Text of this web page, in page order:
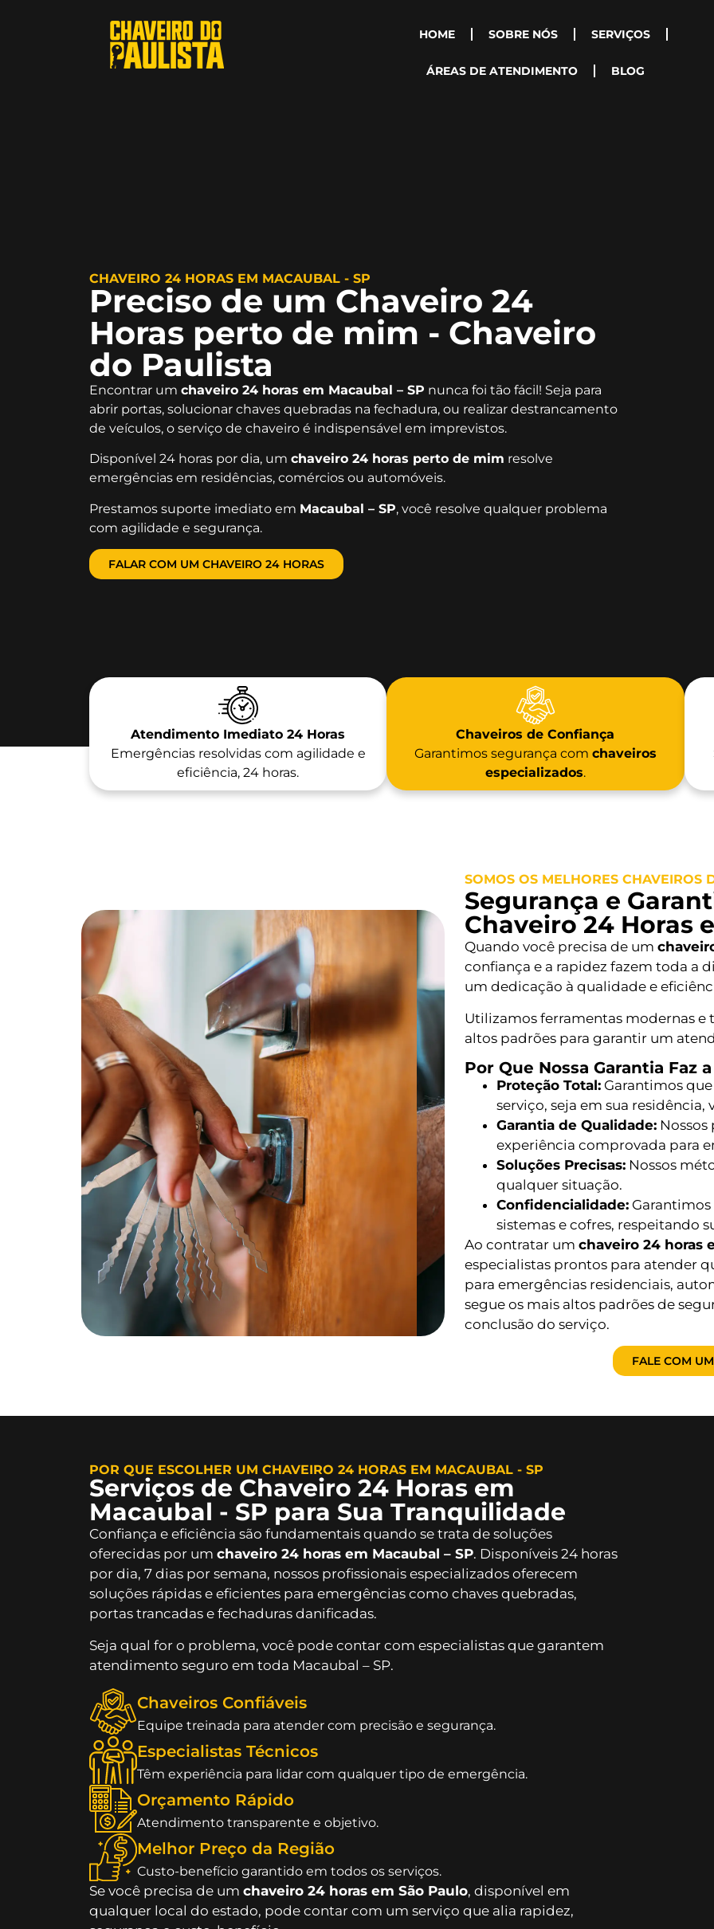
HOME SOBRE NÓS SERVIÇOS
ÁREAS DE ATENDIMENTO BLOG
CHAVEIRO 24 HORAS EM MACAUBAL - SP
Preciso de um Chaveiro 24
Horas perto de mim - Chaveiro
do Paulista
Encontrar um chaveiro 24 horas em Macaubal – SP nunca foi tão fácil! Seja para
abrir portas, solucionar chaves quebradas na fechadura, ou realizar destrancamento
de veículos, o serviço de chaveiro é indispensável em imprevistos.
Disponível 24 horas por dia, um chaveiro 24 horas perto de mim resolve
emergências em residências, comércios ou automóveis.
Prestamos suporte imediato em Macaubal – SP, você resolve qualquer problema
com agilidade e segurança.
FALAR COM UM CHAVEIRO 24 HORAS
Atendimento Imediato 24 Horas
Emergências resolvidas com agilidade e
eficiência, 24 horas.
Chaveiros de Confiança
Garantimos segurança com chaveiros
especializados.
SOMOS OS MELHORES CHAVEIROS
Segurança e
Chaveiro 24 Horas
Quando você precisa de um
confiança e a rapidez fazem toda a
um dedicação à qualidade e
Utilizamos ferramentas modernas e
altos padrões para garantir um
Por Que Nossa Garantia Faz
Proteção Total: Garantimos
serviço, seja em sua
Garantia de Qualidade:
experiência comprovada para
Soluções Precisas: Nossos
qualquer situação.
Confidencialidade:
sistemas e cofres, respeitando
Ao contratar um chaveiro 24 horas
especialistas prontos para atender
para emergências residenciais,
segue os mais altos padrões de
conclusão do serviço.
FALE COM
POR QUE ESCOLHER UM CHAVEIRO 24 HORAS EM MACAUBAL - SP
Serviços de Chaveiro 24 Horas em
Macaubal - SP para Sua Tranquilidade
Confiança e eficiência são fundamentais quando se trata de soluções
oferecidas por um chaveiro 24 horas em Macaubal – SP. Disponíveis 24 horas
por dia, 7 dias por semana, nossos profissionais especializados oferecem
soluções rápidas e eficientes para emergências como chaves quebradas,
portas trancadas e fechaduras danificadas.
Seja qual for o problema, você pode contar com especialistas que garantem
atendimento seguro em toda Macaubal – SP.
Chaveiros Confiáveis
Equipe treinada para atender com precisão e segurança.
Especialistas Técnicos
Têm experiência para lidar com qualquer tipo de emergência.
Orçamento Rápido
Atendimento transparente e objetivo.
Melhor Preço da Região
Custo-benefício garantido em todos os serviços.
Se você precisa de um chaveiro 24 horas em São Paulo, disponível em
qualquer local do estado, pode contar com um serviço que alia rapidez,